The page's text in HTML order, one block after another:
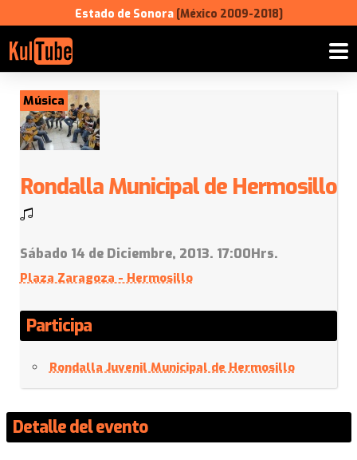
Estado de Sonora [México 2009-2018]
Música
Rondalla Municipal de Hermosillo
Sábado 14 de Diciembre, 2013. 17:00Hrs.
Plaza Zaragoza - Hermosillo
Participa
Rondalla Juvenil Municipal de Hermosillo
Detalle del evento